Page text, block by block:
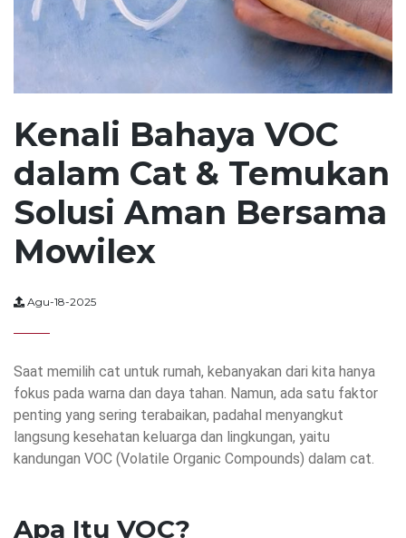
Kenali Bahaya VOC
dalam Cat & Temukan
Solusi Aman Bersama
Mowilex
Agu-18-2025
Saat memilih cat untuk rumah, kebanyakan dari kita hanya
fokus pada warna dan daya tahan. Namun, ada satu faktor
penting yang sering terabaikan, padahal menyangkut
langsung kesehatan keluarga dan lingkungan, yaitu
kandungan VOC (Volatile Organic Compounds) dalam cat.
Apa Itu VOC?